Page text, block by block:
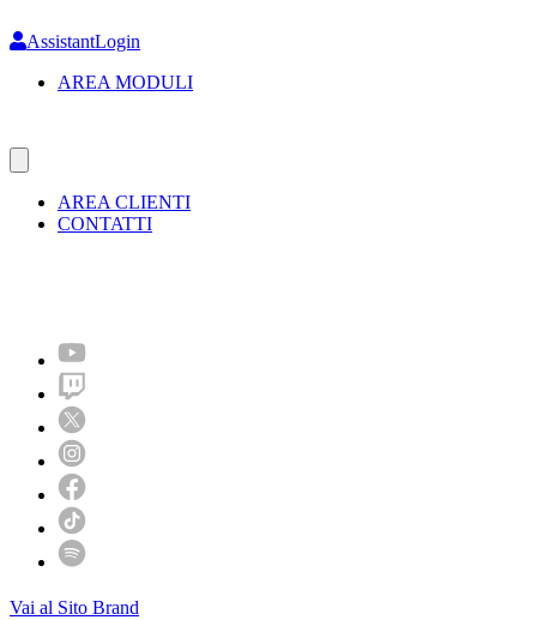
to
content
AssistantLogin
AREA MODULI
AREA CLIENTI
CONTATTI
Vai al Sito Brand